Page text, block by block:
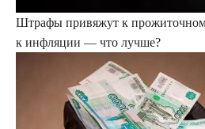
Штрафы привяжут к
к инфляции — что лучше?